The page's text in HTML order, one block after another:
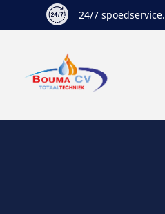
24/7 spoedservice.